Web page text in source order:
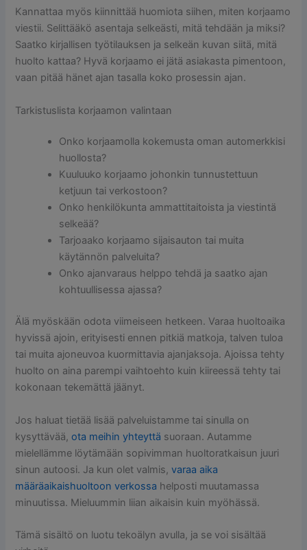
Kannattaa myös kiinnittää huomiota siihen, miten korjaamo
viestii. Selittääkö asentaja selkeästi, mitä tehdään ja miksi?
Saatko kirjallisen työtilauksen ja selkeän kuvan siitä, mitä
huolto kattaa? Hyvä korjaamo ei jätä asiakasta pimentoon,
vaan pitää hänet ajan tasalla koko prosessin ajan.
Tarkistuslista korjaamon valintaan
Onko korjaamolla kokemusta oman automerkkisi
huollosta?
Kuuluuko korjaamo johonkin tunnustettuun
ketjuun tai verkostoon?
Onko henkilökunta ammattitaitoista ja viestintä
selkeää?
Tarjoaako korjaamo sijaisauton tai muita
käytännön palveluita?
Onko ajanvaraus helppo tehdä ja saatko ajan
kohtuullisessa ajassa?
Älä myöskään odota viimeiseen hetkeen. Varaa huoltoaika
hyvissä ajoin, erityisesti ennen pitkiä matkoja, talven tuloa
tai muita ajoneuvoa kuormittavia ajanjaksoja. Ajoissa tehty
huolto on aina parempi vaihtoehto kuin kiireessä tehty tai
kokonaan tekemättä jäänyt.
Jos haluat tietää lisää palveluistamme tai sinulla on
kysyttävää,ota meihin yhteyttä suoraan. Autamme
mielellämme löytämään sopivimman huoltoratkaisun juuri
sinun autoosi. Ja kun olet valmis,varaa aika
määräaikaishuoltoon verkossa helposti muutamassa
minuutissa. Mieluummin liian aikaisin kuin myöhässä.
Tämä sisältö on luotu tekoälyn avulla, ja se voi sisältää